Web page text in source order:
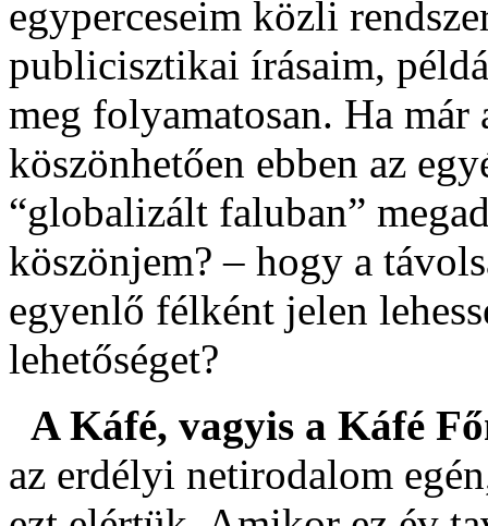
egyperceseim közli
publicisztikai írásaim,
meg folyamatosan. Ha már
köszönhetően ebben az
“globalizált faluban”
köszönjem? – hogy a
egyenlő félként jelen
lehetőséget?
A Káfé, vagyis a Káfé
az erdélyi netirodalom